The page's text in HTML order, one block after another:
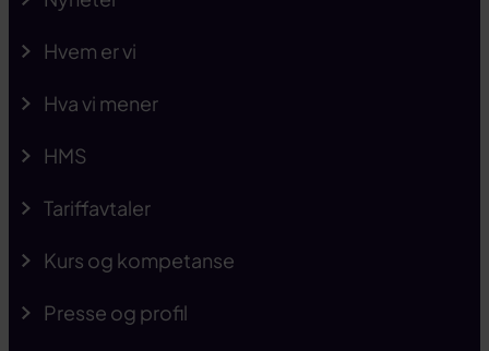
Hvem er vi
Hva vi mener
HMS
Tariffavtaler
Kurs og kompetanse
Presse og profil